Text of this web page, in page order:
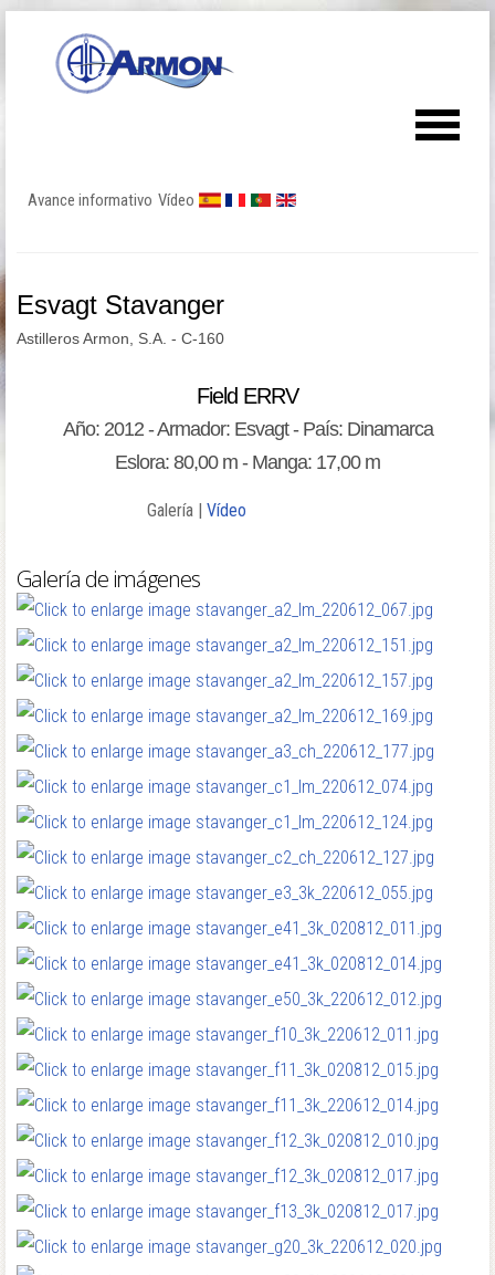
Avance informativo Vídeo
Esvagt Stavanger
Astilleros Armon, S.A. - C-160
Field ERRV
Año: 2012 - Armador: Esvagt - País: Dinamarca
Eslora: 80,00 m - Manga: 17,00 m
Galería | Vídeo
Galería de imágenes